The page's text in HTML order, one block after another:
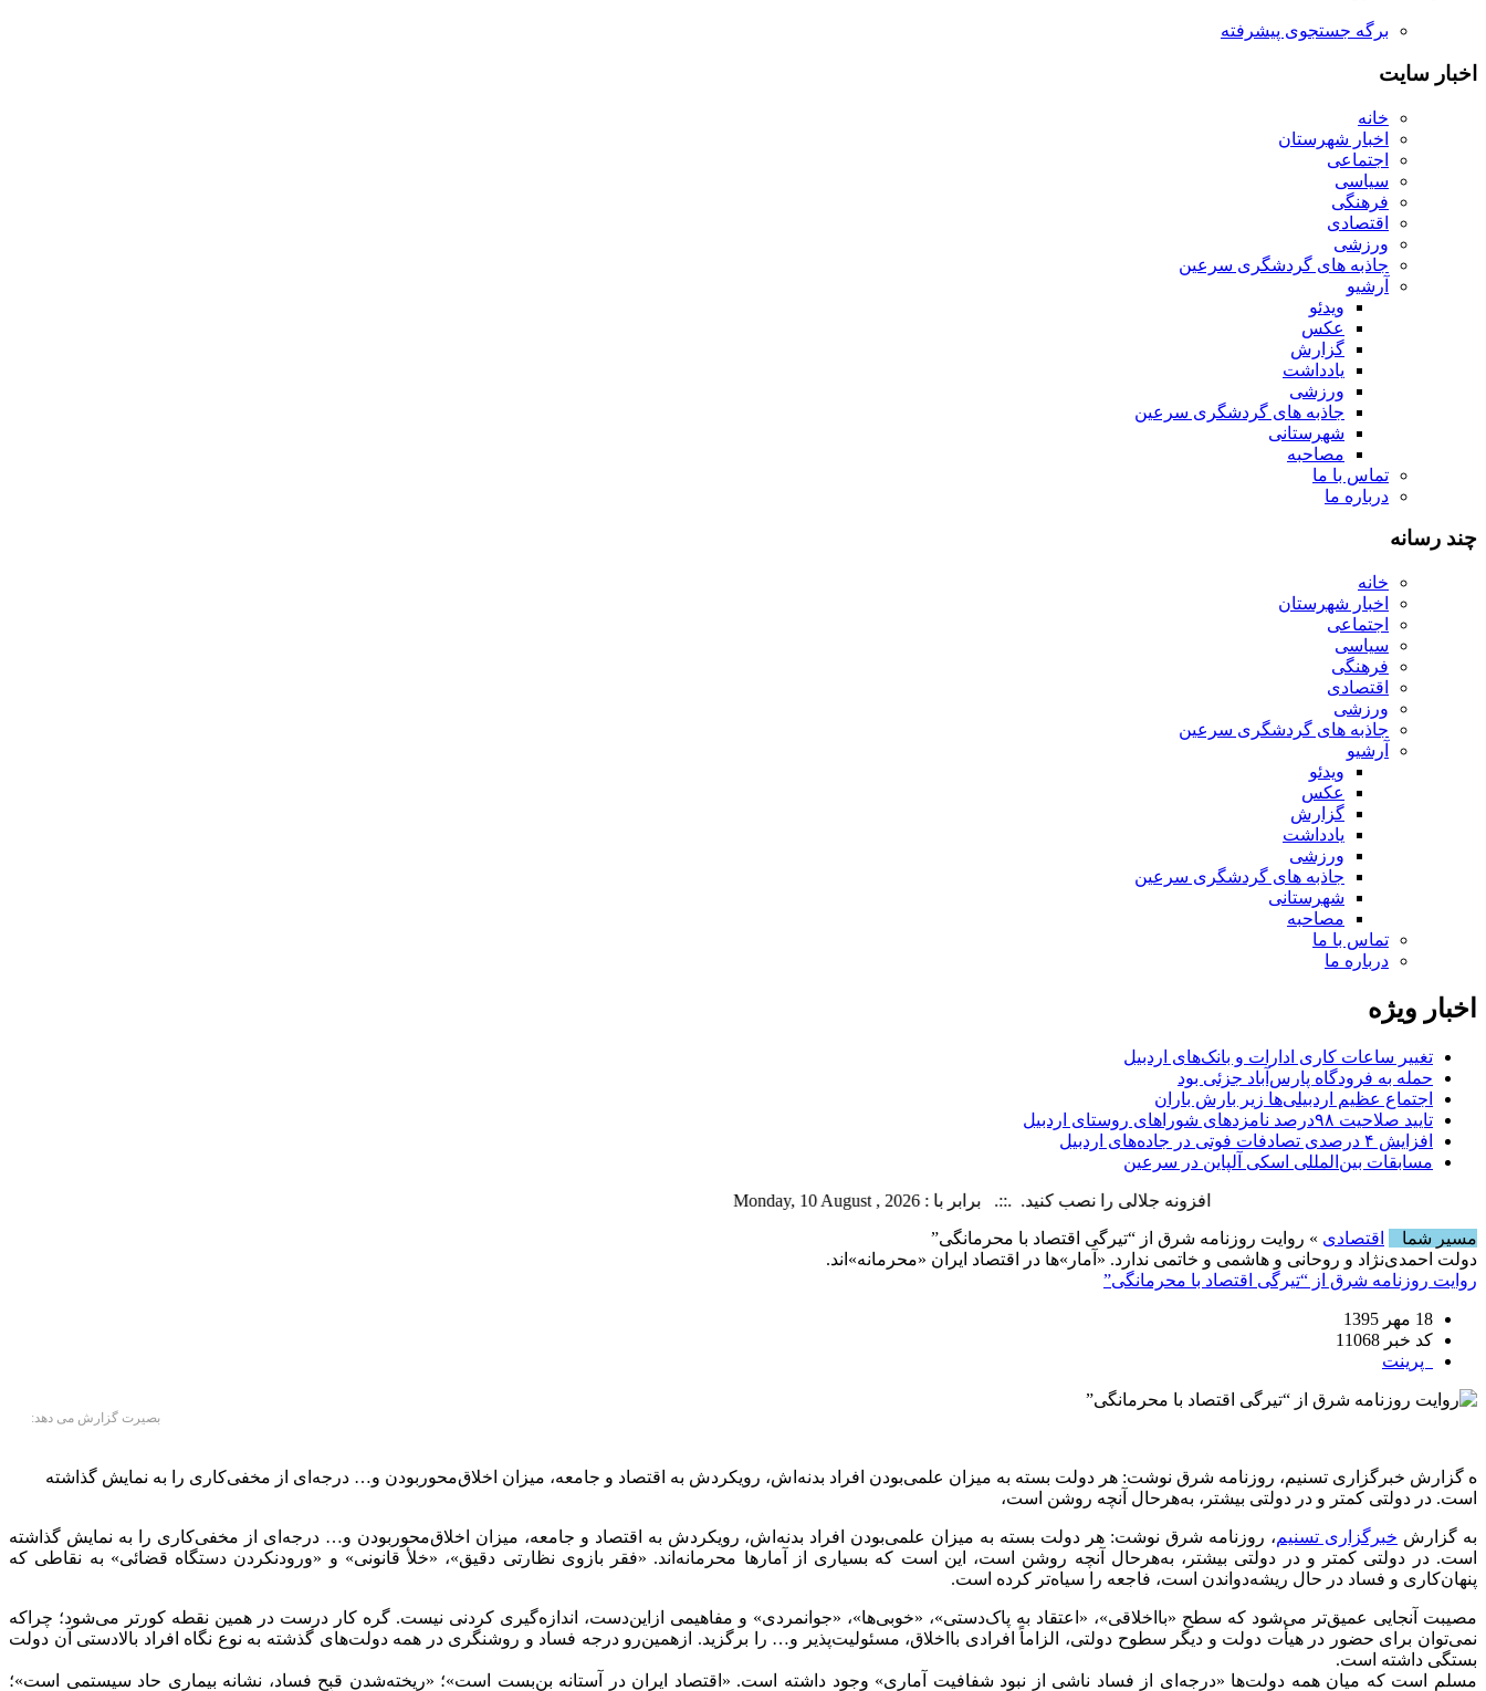
برگه جستجوی پیشرفته
اخبار سایت
خانه
اخبار شهرستان
اجتماعی
سیاسی
فرهنگی
اقتصادی
ورزشی
جاذبه های گردشگری سرعین
آرشیو
ویدئو
عکس
گزارش
یادداشت
ورزشی
جاذبه های گردشگری سرعین
شهرستانی
مصاحبه
تماس با ما
درباره ما
چند رسانه
خانه
اخبار شهرستان
اجتماعی
سیاسی
فرهنگی
اقتصادی
ورزشی
جاذبه های گردشگری سرعین
آرشیو
ویدئو
عکس
گزارش
یادداشت
ورزشی
جاذبه های گردشگری سرعین
شهرستانی
مصاحبه
تماس با ما
درباره ما
اخبار ویژه
تغییر ساعات کاری ادارات و بانک‌های اردبیل
حمله به فرودگاه پارس‌‌آباد جزئی بود
اجتماع عظیم اردبیلی‌ها زیر بارش باران
تایید صلاحیت ۹۸درصد نامزدهای شوراهای روستای اردبیل
افزایش ۴ درصدی تصادفات فوتی در جاده‌های اردبیل
مسابقات بین‌المللی اسکی آلپاین در سرعین
افزونه جلالی را نصب کنید. .::. برابر با : Monday, 10 August , 2026
مسیر شما
اقتصادی » روایت روزنامه شرق از “تیرگی اقتصاد با محرمانگی”
دولت احمدی‌نژاد و روحانی و هاشمی و خاتمی ندارد. «آمار»‌ها در اقتصاد ایران «محرمانه»اند.
روایت روزنامه شرق از “تیرگی اقتصاد با محرمانگی”
18 مهر 1395
کد خبر 11068
پرینت
بصیرت گزارش می دهد:
ه گزارش خبرگزاری تسنیم، روزنامه شرق نوشت: هر دولت بسته به میزان علمی‌بودن افراد بدنه‌اش، رویکردش به اقتصاد و جامعه، میزان اخلاق‌محوربودن و… درجه‌ای از مخفی‌کاری را به نمایش گذاشته
است. در دولتی کمتر و در دولتی بیشتر، به‌هرحال آنچه روشن است،
به گزارش خبرگزاری تسنیم، روزنامه شرق نوشت: هر دولت بسته به میزان علمی‌بودن افراد بدنه‌اش، رویکردش به اقتصاد و جامعه، میزان اخلاق‌محوربودن و… درجه‌ای از مخفی‌کاری را به نمایش گذاشته
است. در دولتی کمتر و در دولتی بیشتر، به‌هرحال آنچه روشن است، این است که بسیاری از آمارها محرمانه‌اند. «فقر بازوی نظارتی دقیق»، «خلأ قانونی» و «ورودنکردن دستگاه قضائی» به نقاطی که
پنهان‌کاری و فساد در حال ریشه‌دواندن است، فاجعه را سیاه‌تر کرده است.
مصیبت آنجایی عمیق‌تر می‌شود که سطح «بااخلاقی»، «اعتقاد به پاک‌دستی»، «خوبی‌ها»، «جوانمردی» و مفاهیمی ازاین‌دست، اندازه‌گیری کردنی نیست. گره کار درست در همین نقطه کورتر می‌شود؛ چراکه
نمی‌توان برای حضور در هیأت دولت و دیگر سطوح دولتی، الزاماً افرادی بااخلاق، مسئولیت‌پذیر و… را برگزید. ازهمین‌رو درجه فساد و روشنگری در همه دولت‌های گذشته به نوع نگاه افراد بالادستی آن دولت
بستگی داشته است.
مسلم است که میان همه دولت‌ها «درجه‌ای از فساد ناشی از نبود شفافیت آماری» وجود داشته است. «اقتصاد ایران در آستانه بن‌بست است»؛ «ریخته‌شدن قبح فساد، نشانه بیماری حاد سیستمی است»؛